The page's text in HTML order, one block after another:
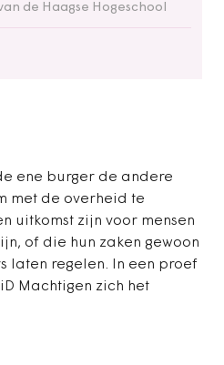
de Haagse Hogeschool
ene burger de andere
met de overheid te
uitkomst zijn voor mensen
of die hun zaken gewoon
laten regelen. In een proef
Machtigen zich het